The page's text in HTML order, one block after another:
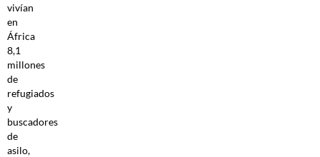
vivían
en
África
8,1
millones
de
refugiados
y
buscadores
de
asilo,